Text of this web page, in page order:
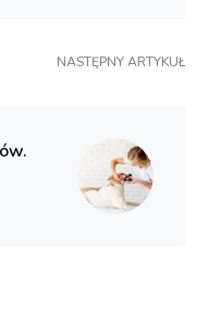
NASTĘPNY ARTYKUŁ